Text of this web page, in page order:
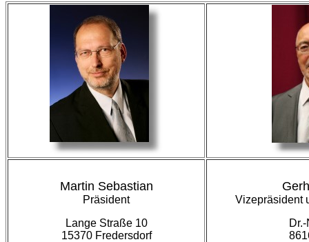
Martin Sebastian
Präsident
Lange Straße 10
15370 Fredersdorf
Vizepräsident